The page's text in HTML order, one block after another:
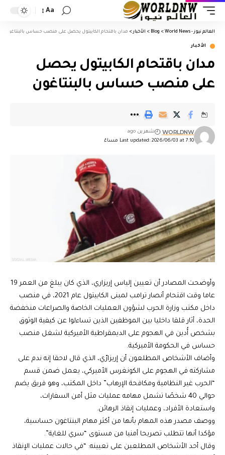
Aa
العالم نيوز - World News >
Blog
> الأخبار > مدان باقتحام الكابيتول يحصل على منصب حساس بالبنتاغون
الأخبار
مدان باقتحام الكابيتول يحصل
على منصب حساس بالبنتاغون
Last updated: 2026/06/03 at 7:10 مساءً
WORLDNW شهرين ago
وأوضحت المصادر أن تعيين إلياس إريزاري، الذي كان يبلغ من العمر 19
عاما وقت اقتحام أنصار ترامب لمبنى الكابيتول عام 2021، في منصب
داخل مكتب وزارة الحرب لشؤون العمليات الخاصة والصراعات منخفضة
الحدة، أثار قلقا داخليا بين الموظفين الذين تساءلوا عن كيفية الوثوق
بشخص أُدين في الهجوم على الديمقراطية الأميركية لشغل منصب
حساس في الحكومة الأميركية.
وأضاف الأشخاص المطلعون أن إريزارّي، الذي قال لاحقا إنه ندم على
مشاركته في الهجوم على الكونغرس الأميركي، يعمل ضمن قسم
“الحرب غير النظامية ومكافحة الإرهاب” داخل المكتب، وهو فريق يضم
حوالي 40 شخصًا تشمل مهامه عمليات مثل أمن السفارات،
واستعادة الأفراد، وعمليات إنقاذ الرهائن.
ووصف مصدر هذه المهام بأنها من أكثر مهام البنتاغون حساسية،
مؤكدا أنها تتطلب تصريحا أمنيا من مستوى “سري للغاية”.
وقال أحد الأشخاص المطلعين على تعيينه: “في حالات عمليات الإنقاذ